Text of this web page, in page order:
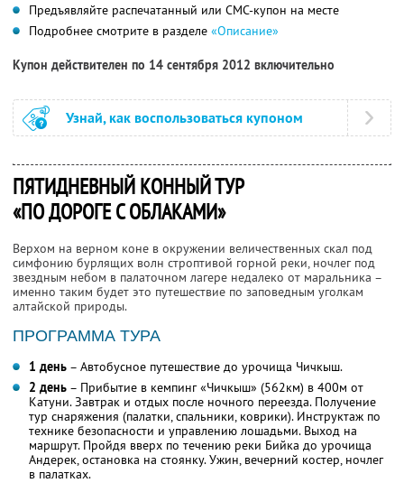
Предъявляйте распечатанный или СМС-купон на месте
Подробнее смотрите в разделе «Описание»
Купон действителен по 14 сентября 2012 включительно
Узнай, как воспользоваться купоном
ПЯТИДНЕВНЫЙ КОННЫЙ ТУР
«ПО ДОРОГЕ С ОБЛАКАМИ»
Верхом на верном коне в окружении величественных скал под
симфонию бурлящих волн строптивой горной реки, ночлег под
звездным небом в палаточном лагере недалеко от маральника –
именно таким будет это путешествие по заповедным уголкам
алтайской природы.
ПРОГРАММА ТУРА
1 день – Автобусное путешествие до урочища Чичкыш.
2 день – Прибытие в кемпинг «Чичкыш» (562км) в 400м от
Катуни. Завтрак и отдых после ночного переезда. Получение
тур снаряжения (палатки, спальники, коврики). Инструктаж по
технике безопасности и управлению лошадьми. Выход на
маршрут. Пройдя вверх по течению реки Бийка до урочища
Андерек, остановка на стоянку. Ужин, вечерний костер, ночлег
в палатках.